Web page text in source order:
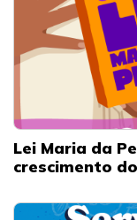
Lei Maria da
crescimento